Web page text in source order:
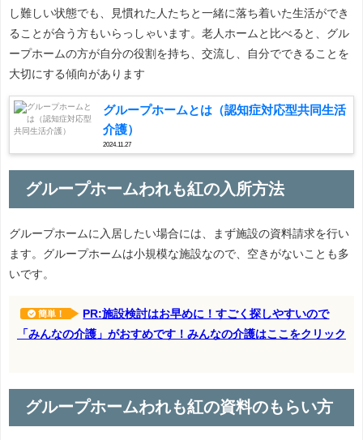
し難しい状態でも、見慣れた人たちと一緒に落ち着いた生活ができ
ることが合う方もいらっしゃいます。老人ホームと比べると、グル
ープホームの方が自分の役割を持ち、交流し、自分でできることを
大切にする傾向があります
グループホームとは（認知症対応型共同生活
介護）
2024.11.27
グループホームわれも紅の入所方法
グループホームに入居したい場合には、まず施設の資料請求を行い
ます。グループホームは小規模な施設なので、空きがないことも多
いです。
簡単！
PR:施設検討はお早めに！すごく探しやすいので
「みんなの介護」がおすめです！みんなの介護はここをクリック
グループホームわれも紅の資料のもらい方